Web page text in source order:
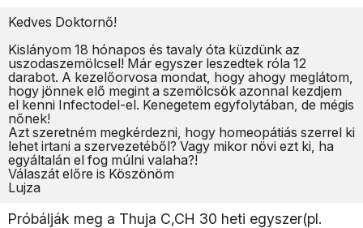
Kedves Doktornő!
Kislányom 18 hónapos és tavaly óta küzdünk az
uszodaszemölcsel! Már egyszer leszedtek róla 12
darabot. A kezelőorvosa mondat, hogy ahogy meglátom,
hogy jönnek elő megint a szemölcsök azonnal kezdjem
el kenni Infectodel-el. Kenegetem egyfolytában, de mégis
nőnek!
Azt szeretném megkérdezni, hogy homeopátiás szerrel ki
lehet irtani a szervezetéből? Vagy mikor növi ezt ki, ha
egyáltalán el fog múlni valaha?!
Válaszát előre is Köszönöm
Lujza
Próbálják meg a Thuja C,CH 30 heti egyszer(pl.